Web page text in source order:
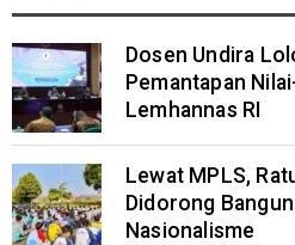
Dosen Undira
Pemantapan
Lemhannas RI
Lewat MPLS,
Didorong
Nasionalisme